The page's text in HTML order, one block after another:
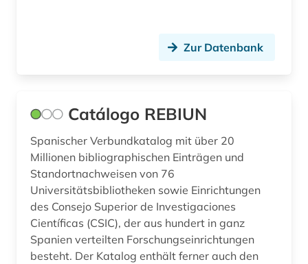
Zur Datenbank
Catálogo REBIUN
Spanischer Verbundkatalog mit über 20
Millionen bibliographischen Einträgen und
Standortnachweisen von 76
Universitätsbibliotheken sowie Einrichtungen
des Consejo Superior de Investigaciones
Científicas (CSIC), der aus hundert in ganz
Spanien verteilten Forschungseinrichtungen
besteht. Der Katalog enthält ferner auch den